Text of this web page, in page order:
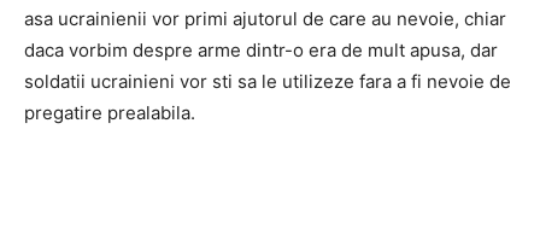
asa ucrainienii vor primi ajutorul de care au nevoie, chiar
daca vorbim despre arme dintr-o era de mult apusa, dar
soldatii ucrainieni vor sti sa le utilizeze fara a fi nevoie de
pregatire prealabila.